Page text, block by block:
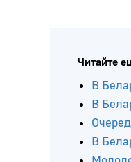
Читайте
В
В
В